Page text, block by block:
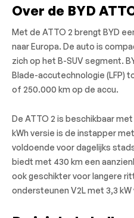
Over de BYD
Met de ATTO 2 brengt BYD
naar Europa. De auto is
zich op het B-SUV segment.
Blade-accutechnologie (LFP)
of 250.000 km op de accu.
De ATTO 2 is beschikbaar
kWh versie is de instapper
voldoende voor dagelijks
biedt met 430 km een
ook geschikter voor langere
ondersteunen V2L met 3,3 kW